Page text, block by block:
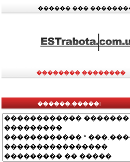
������ ���
�������� ��������
������.�����: